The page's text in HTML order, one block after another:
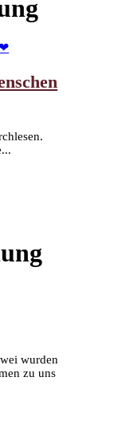
wurden
zu uns